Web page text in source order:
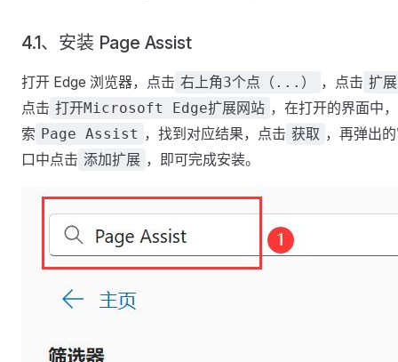
4.1、安装 Page Assist
打开 Edge 浏览器，点击 右上角3个点（...） ，点击 扩展
点击 打开Microsoft Edge扩展网站 ，在打开的界面中
索 Page Assist ，找到对应结果，点击 获取 ，再弹出
口中点击 添加扩展 ，即可完成安装。